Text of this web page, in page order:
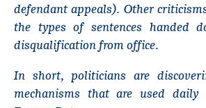
defendant appeals). Other
the types of sentences handed
disqualification from office.
In short, politicians are
mechanisms that are used daily